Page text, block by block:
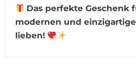
Das perfekte Geschenk
modernen und
lieben!